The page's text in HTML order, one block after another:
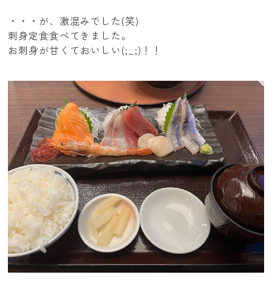
・・・が、激混みでした(笑)
刺身定食食べてきました。
お刺身が甘くておいしい(;_;)！！